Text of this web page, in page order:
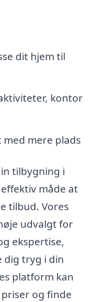
dit hjem til
kontor
mere plads
tilbygning i
måde at
tilbud. Vores
udvalgt for
ekspertise,
dig tryg i din
platform kan
og finde